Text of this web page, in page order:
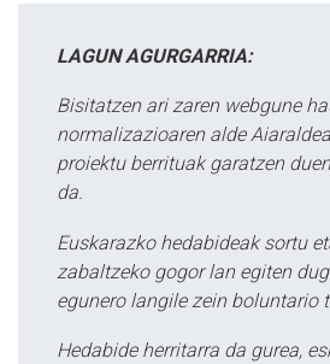
LAGUN AGURGARRIA:
Bisitatzen ari zaren webgune
normalizazioaren alde
proiektu berrituak garatzen
da.
Euskarazko hedabideak sortu
zabaltzeko gogor lan egiten
egunero langile zein boluntario
Hedabide herritarra da gurea,